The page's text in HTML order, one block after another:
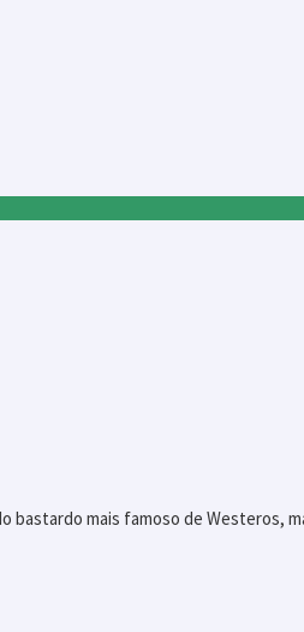
mais famoso de Westeros,